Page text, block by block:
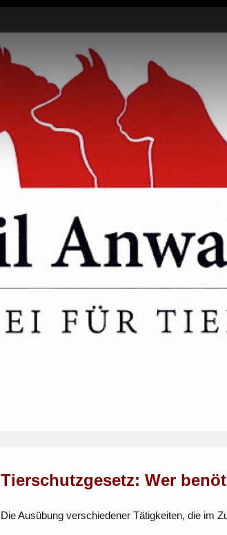
Tierschutzgesetz: Wer
Die Ausübung verschiedener Tätigkeiten, die im